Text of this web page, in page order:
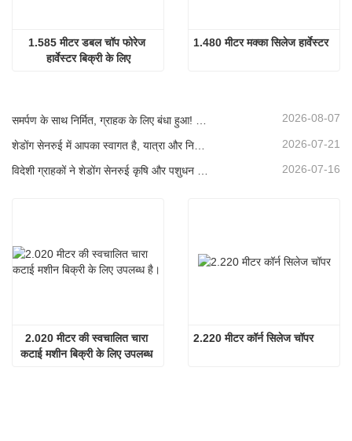
1.585 मीटर डबल चॉप फोरेज
हार्वेस्टर बिक्री के लिए
1.480 मीटर मक्का सिलेज हार्वेस्टर
2026-08-07
2026-07-21
विदेशी ग्राहकों ने शेडोंग सेनरुई कृषि और पशुधन उपकरणों का दौरा और निरीक्षण किया। 2026-07-16
2.020 मीटर की स्वचालित चारा
कटाई मशीन बिक्री के लिए उपलब्ध
2.220 मीटर कॉर्न सिलेज चॉपर